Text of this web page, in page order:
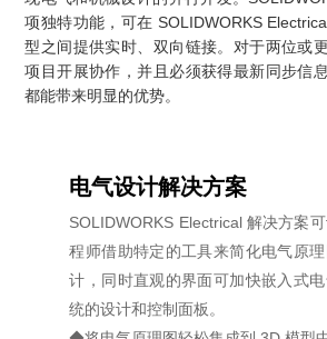
项独特功能，可在 SOLIDWORKS
型之间提供实时、双向链接。对于两位或
项目开展协作，并且必须获得最新同步信
都能带来明显的优势。
电气设计解决方案
SOLIDWORKS Electrical 解决方案
程师借助特定的工具来简化电气原
计，同时直观的界面可加快嵌入式
统的设计和控制面板。